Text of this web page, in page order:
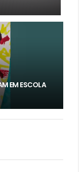
EM ESCOLA